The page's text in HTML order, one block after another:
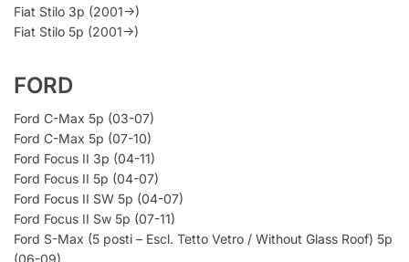
Fiat Stilo 3p (2001->)
Fiat Stilo 5p (2001->)
FORD
Ford C-Max 5p (03-07)
Ford C-Max 5p (07-10)
Ford Focus II 3p (04-11)
Ford Focus II 5p (04-07)
Ford Focus II SW 5p (04-07)
Ford Focus II Sw 5p (07-11)
Ford S-Max (5 posti – Escl. Tetto Vetro / Without Glass Roof) 5p
(06-09)